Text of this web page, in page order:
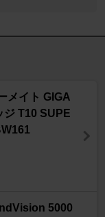
メイト GIGA
ジ T10 SUPE
5000